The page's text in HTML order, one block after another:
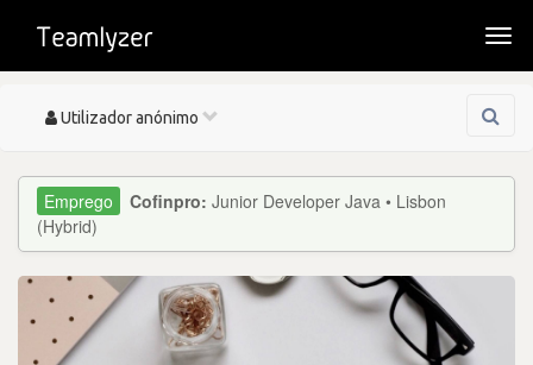
Toggle
Utilizador anónimo
Cofinpro: Junior Developer Java • Lisbon
(Hybrid)